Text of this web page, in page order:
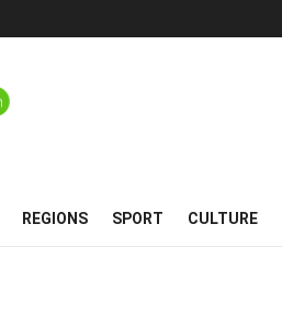
REGIONS SPORT CULTURE